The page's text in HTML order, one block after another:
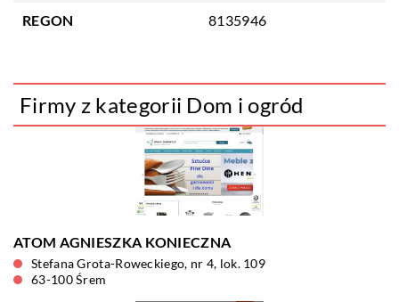
REGON 8135946
Firmy z kategorii Dom i ogród
ATOM AGNIESZKA KONIECZNA
Stefana Grota-Roweckiego, nr 4, lok. 109
63-100 Śrem